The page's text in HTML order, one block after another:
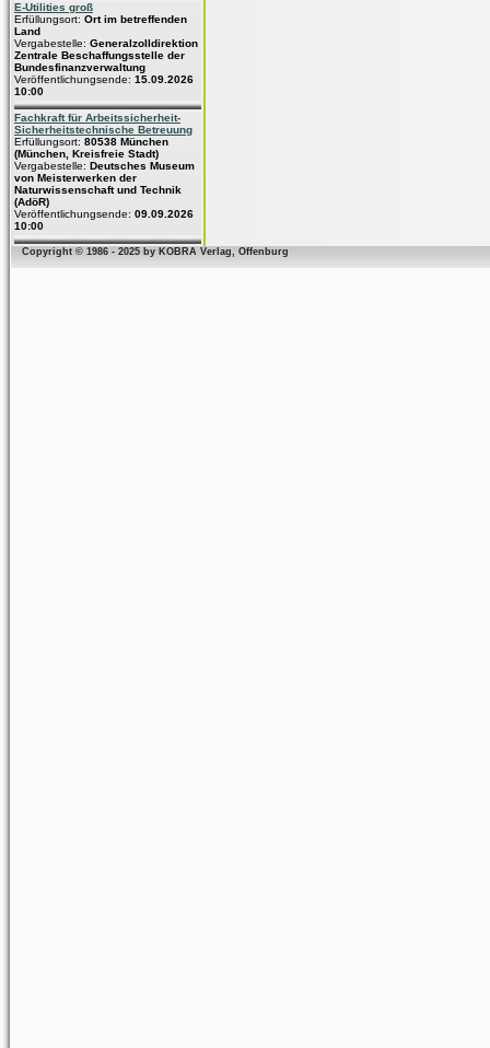
E-Utilities groß
Erfüllungsort: Ort im betreffenden
Land
Vergabestelle: Generalzolldirektion
Zentrale Beschaffungsstelle der
Bundesfinanzverwaltung
Veröffentlichungsende: 15.09.2026
10:00
Fachkraft für Arbeitssicherheit-
Sicherheitstechnische Betreuung
Erfüllungsort: 80538 München
(München, Kreisfreie Stadt)
Vergabestelle: Deutsches Museum
von Meisterwerken der
Naturwissenschaft und Technik
(AdöR)
Veröffentlichungsende: 09.09.2026
10:00
Copyright © 1986 - 2025 by KOBRA Verlag, Offenburg